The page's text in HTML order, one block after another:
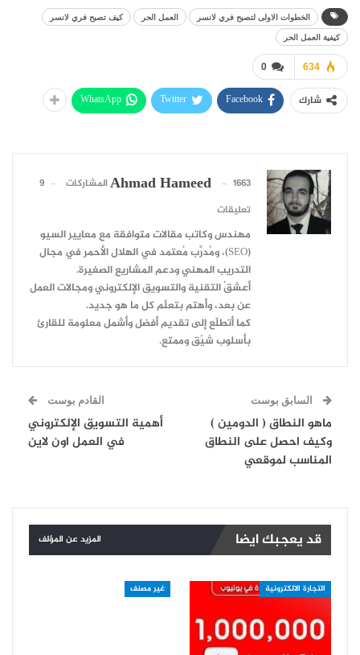
الخطوات الاولى لتصبح فري لانسر العمل الحر
كيف تصبح فري لانسر
كيفية العمل الحر
0 634
شارك Facebook
Twitter
WhatsApp
Ahmad Hameed 1663 المشاركات
9
تعليقات
مهندس وكاتب مقالات متوافقة مع معايير السيو
(SEO)، ومُدرِّب مُعتمد في الهلال الأحمر في مجال
التدريب المهني ودعم المشاريع الصغيرة.
أعشقُ التقنية والتسويق الإلكتروني ومجالات العمل
عن بعد، وأهتم بتعلّم كل ما هو جديد.
كما أتطلّع إلى تقديم أفضل وأشمل معلومة للقارئ
بأسلوب شيّق وممتع.
السابق بوست
ماهو النطاق ( الدومين )
وكيف احصل على النطاق
المناسب لموقعي
القادم بوست
أهمية التسويق الإلكتروني
في العمل اون لاين
قد يعجبك ايضا المزيد عن المؤلف
التجارة الالكترونية غير مصنف